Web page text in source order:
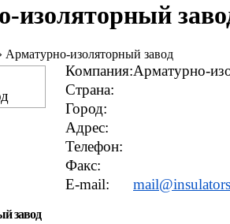
изоляторный
Арматурно-изоляторный завод
Компания:Арматурно-
Страна:
Город:
Адрес:
Телефон:
Факс:
E-mail:
завод